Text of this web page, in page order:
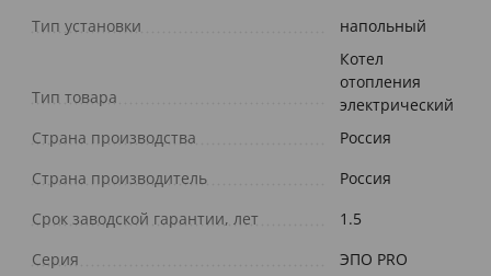
Тип установки
напольный
Тип товара
Котел
отопления
электрический
Страна производства
Россия
Страна производитель
Россия
Срок заводской гарантии, лет
1.5
Серия
ЭПО PRO